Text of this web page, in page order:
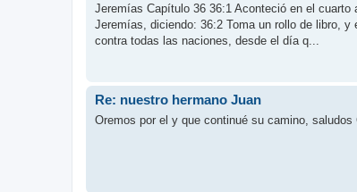
Jeremías Capítulo 36 36:1 Aconteció en el
Jeremías, diciendo: 36:2 Toma un rollo de libro,
contra todas las naciones, desde el día q...
Re: nuestro hermano Juan
Oremos por el y que continué su camino,